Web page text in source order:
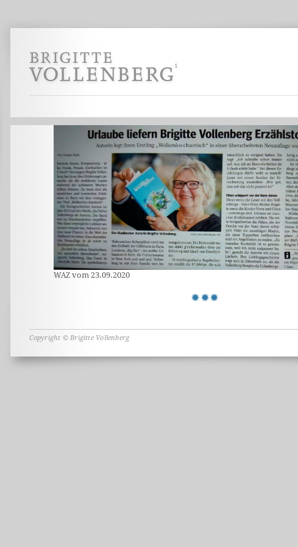
WAZvom 23.09.2020
Copyright © Brigitte Vollenberg